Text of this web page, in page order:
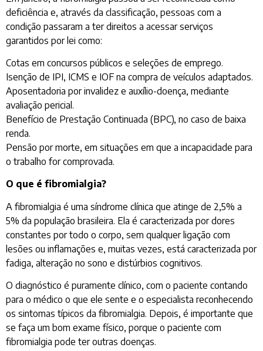
deficiência e, através da classificação, pessoas com a
condição passaram a ter direitos a acessar serviços
garantidos por lei como:
Cotas em concursos públicos e seleções de emprego.
Isenção de IPI, ICMS e IOF na compra de veículos adaptados.
Aposentadoria por invalidez e auxílio-doença, mediante
avaliação pericial.
Benefício de Prestação Continuada (BPC), no caso de baixa
renda.
Pensão por morte, em situações em que a incapacidade para
o trabalho for comprovada.
O que é fibromialgia?
A fibromialgia é uma síndrome clínica que atinge de 2,5% a
5% da população brasileira. Ela é caracterizada por dores
constantes por todo o corpo, sem qualquer ligação com
lesões ou inflamações e, muitas vezes, está caracterizada por
fadiga, alteração no sono e distúrbios cognitivos.
O diagnóstico é puramente clínico, com o paciente contando
para o médico o que ele sente e o especialista reconhecendo
os sintomas típicos da fibromialgia. Depois, é importante que
se faça um bom exame físico, porque o paciente com
fibromialgia pode ter outras doenças.